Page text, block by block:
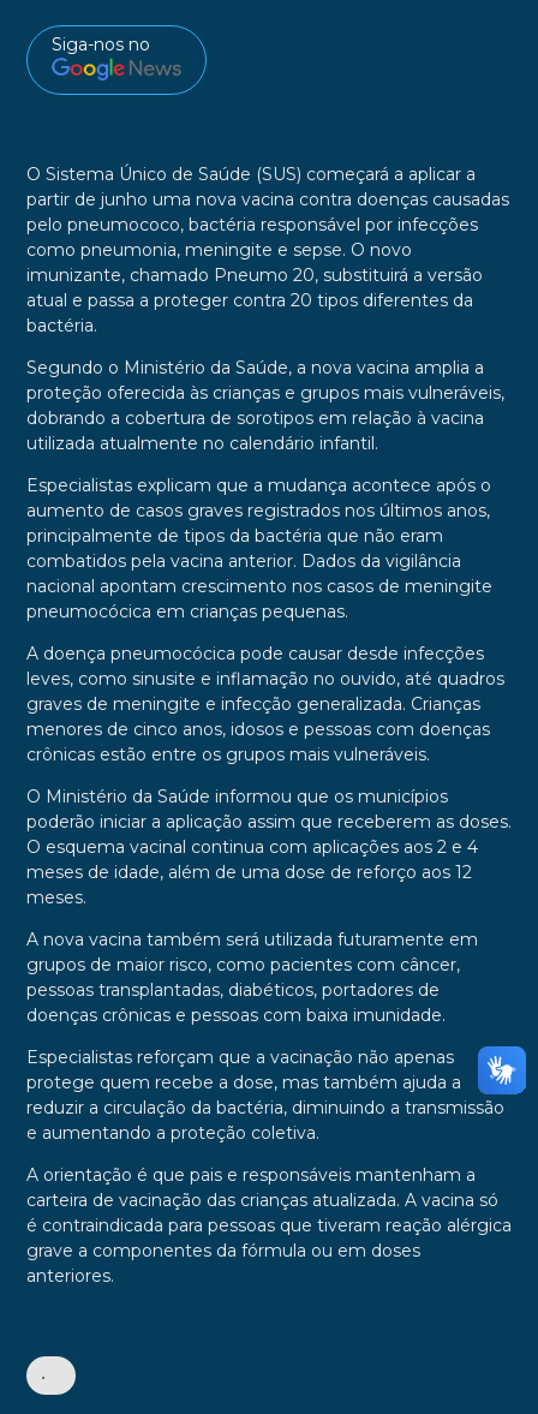
Siga-nos no
O Sistema Único de Saúde (SUS) começará a aplicar a
partir de junho uma nova vacina contra doenças causadas
pelo pneumococo, bactéria responsável por infecções
como pneumonia, meningite e sepse. O novo
imunizante, chamado Pneumo 20, substituirá a versão
atual e passa a proteger contra 20 tipos diferentes da
bactéria.
Segundo o Ministério da Saúde, a nova vacina amplia a
proteção oferecida às crianças e grupos mais vulneráveis,
dobrando a cobertura de sorotipos em relação à vacina
utilizada atualmente no calendário infantil.
Especialistas explicam que a mudança acontece após o
aumento de casos graves registrados nos últimos anos,
principalmente de tipos da bactéria que não eram
combatidos pela vacina anterior. Dados da vigilância
nacional apontam crescimento nos casos de meningite
pneumocócica em crianças pequenas.
A doença pneumocócica pode causar desde infecções
leves, como sinusite e inflamação no ouvido, até quadros
graves de meningite e infecção generalizada. Crianças
menores de cinco anos, idosos e pessoas com doenças
crônicas estão entre os grupos mais vulneráveis.
O Ministério da Saúde informou que os municípios
poderão iniciar a aplicação assim que receberem as doses.
O esquema vacinal continua com aplicações aos 2 e 4
meses de idade, além de uma dose de reforço aos 12
meses.
A nova vacina também será utilizada futuramente em
grupos de maior risco, como pacientes com câncer,
pessoas transplantadas, diabéticos, portadores de
doenças crônicas e pessoas com baixa imunidade.
Especialistas reforçam que a vacinação não apenas
protege quem recebe a dose, mas também ajuda a
reduzir a circulação da bactéria, diminuindo a transmissão
e aumentando a proteção coletiva.
A orientação é que pais e responsáveis mantenham a
carteira de vacinação das crianças atualizada. A vacina só
é contraindicada para pessoas que tiveram reação alérgica
grave a componentes da fórmula ou em doses
anteriores.
•